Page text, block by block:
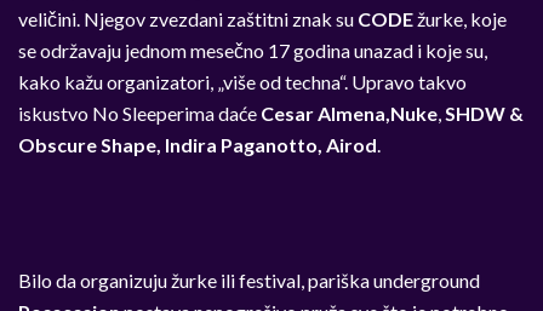
veličini. Njegov zvezdani zaštitni znak su CODEžurke, koje
se održavaju jednom mesečno 17 godina unazad i koje su,
kako kažu organizatori, „više od techna“. Upravo takvo
iskustvo No Sleeperima daće Cesar Almena,Nuke,SHDW &
Obscure Shape, Indira Paganotto, Airod.
Bilo da organizuju žurke ili festival, pariška underground